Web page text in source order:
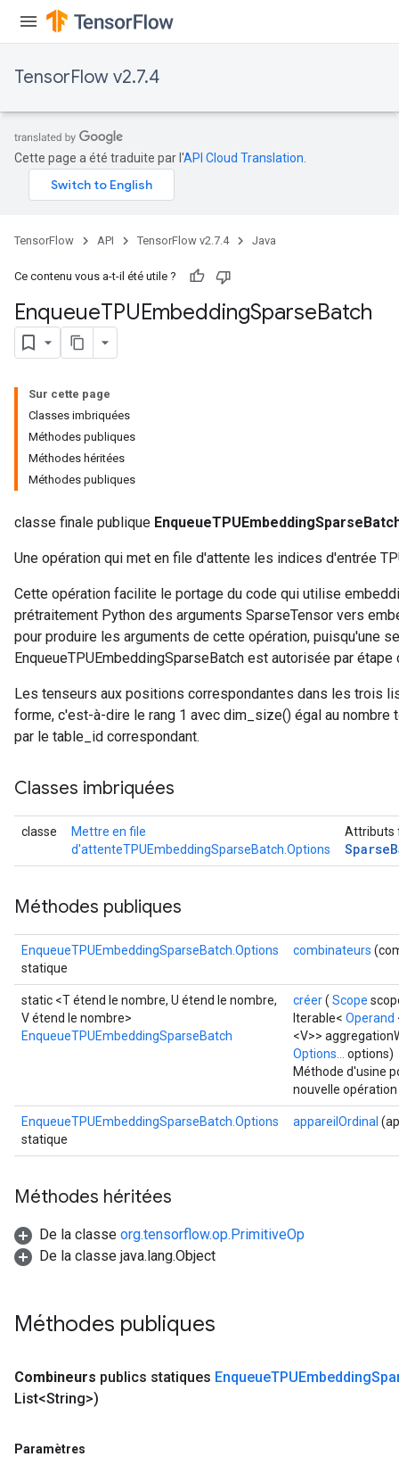
TensorFlow v2.7.4
Cette page a été traduite par l'API Cloud Translation
TensorFlow API TensorFlow v2.7.4 Java
Ce contenu vous a-t-il été utile ?
EnqueueTPUEmbeddingSparseBatch
Sur cette page
Classes imbriquées
Méthodes publiques
Méthodes héritées
Méthodes publiques
classe finale publique
Une opération qui met en file d'attente les indices d'entrée
Cette opération facilite le portage du code qui utilise
prétraitement Python des arguments SparseTensor vers
pour produire les arguments de cette opération, puisqu'une
EnqueueTPUEmbeddingSparseBatch est autorisée par étape
Les tenseurs aux positions correspondantes dans les trois
forme, c'est-à-dire le rang 1 avec dim_size() égal au
par le table_id correspondant.
Classes imbriquées
classe
Mettre en file
d'attenteTPUEmbeddingSparseBatch.Options
Attributs
Sparse
Méthodes publiques
EnqueueTPUEmbeddingSparseBatch.Options
statique
combinateurs
static <T étend le nombre, U étend le nombre,
V étend le nombre>
EnqueueTPUEmbeddingSparseBatch
créer( Scope
Iterable< Operand
<V>>
Options...
options)
Méthode d'usine
nouvelle
EnqueueTPUEmbeddingSparseBatch.Options
statique
appareilOrdinal
Méthodes héritées
De la classe org.tensorflow.op.PrimitiveOp
De la classe java.lang.Object
Méthodes publiques
Combineurs publics statiques EnqueueTPUEmbedding
List<String>)
Paramètres